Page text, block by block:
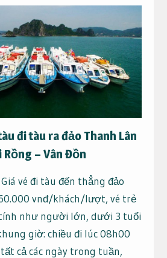
đi tàu ra đảo Thanh Lân
– Vân Đồn
vé đi tàu đến thẳng đảo
vnđ/khách/lượt, vé trẻ
như người lớn, dưới 3 tuổi
giờ: chiều đi lúc 08h00
cả các ngày trong tuần,